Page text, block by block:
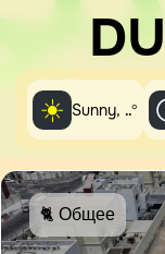
☀️ Sunny, ..°
🐈 Общее